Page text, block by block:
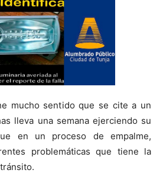
mucho sentido que se cite a un
lleva una semana ejerciendo su
en un proceso de empalme,
problemáticas que tiene la